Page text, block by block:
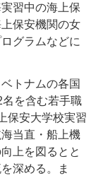
習中の海上保
保安機関の女
グラムなどに
トナムの各国
を含む若手職
保安大学校実習
当直・船上機
上を図るとと
深める。ま